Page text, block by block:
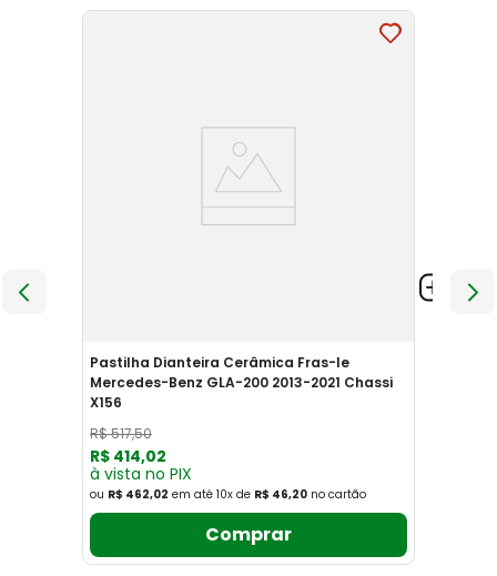
Pastilha Dianteira Cerâmica Fras-le
Mercedes-Benz GLA-200 2013-2021 Chassi
X156
R$517,50
R$ 414,02
à vista no PIX
ou R$ 462,02 em até 10x de R$ 46,20 no cartão
Comprar